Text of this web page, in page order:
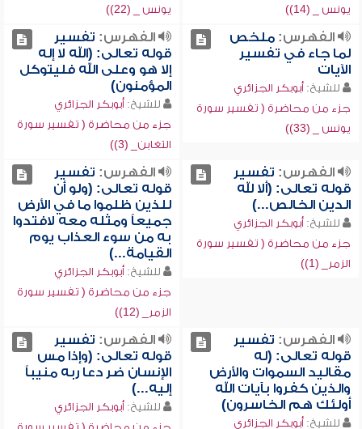
يونس _ (14)) يونس _ (22))
الفهرس:ملخص
لما جاء في تفسير
الآيات
للشيخ: أبوبكر الجزائري
جزء من محاضرة ( تفسير سورة
يونس _ (33))
الفهرس: تفسير
قوله تعالى: (الله لا إله
إلا هو وعلى الله فليتوكل
المؤمنون)
للشيخ: أبوبكر الجزائري
جزء من محاضرة ( تفسير سورة
التغابن_ (3))
الفهرس: تفسير
قوله تعالى: (ألا لله
الدين الخالص...)
للشيخ: أبوبكر الجزائري
جزء من محاضرة ( تفسير سورة
الزمر_ (1))
الفهرس: تفسير
قوله تعالى: (ولو أن
للذين ظلموا ما في الأرض
جميعاً ومثله معه لافتدوا
به من سوء العذاب يوم
القيامة...)
للشيخ: أبوبكر الجزائري
جزء من محاضرة ( تفسير سورة
الزمر_ (12))
الفهرس: تفسير
قوله تعالى: (له
مقاليد السموات والأرض
والذين كفروا بآيات الله
أولئك هم الخاسرون)
للشيخ: أبوبكر الجزائري
الفهرس: تفسير
قوله تعالى: (وإذا مس
الإنسان ضر دعا ربه منيباً
إليه...)
للشيخ: أبوبكر الجزائري